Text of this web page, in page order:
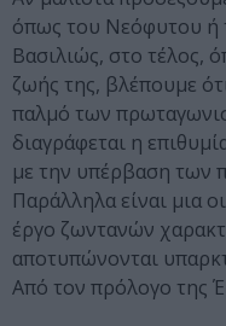
όπως του Νεόφυτου ή
Βασιλιώς, στο τέλος,
ζωής της, βλέπουμε
παλμό των
διαγράφεται η
με την υπέρβαση των
Παράλληλα είναι μια
έργο ζωντανών
αποτυπώνονται
Από τον πρόλογο της